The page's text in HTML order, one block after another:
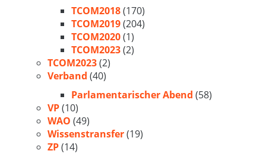
TCOM2018(170)
TCOM2019(204)
TCOM2020(1)
TCOM2023(2)
TCOM2023(2)
Verband (40)
Parlamentarischer Abend (58)
VP(10)
WAO (49)
Wissenstransfer(19)
ZP(14)